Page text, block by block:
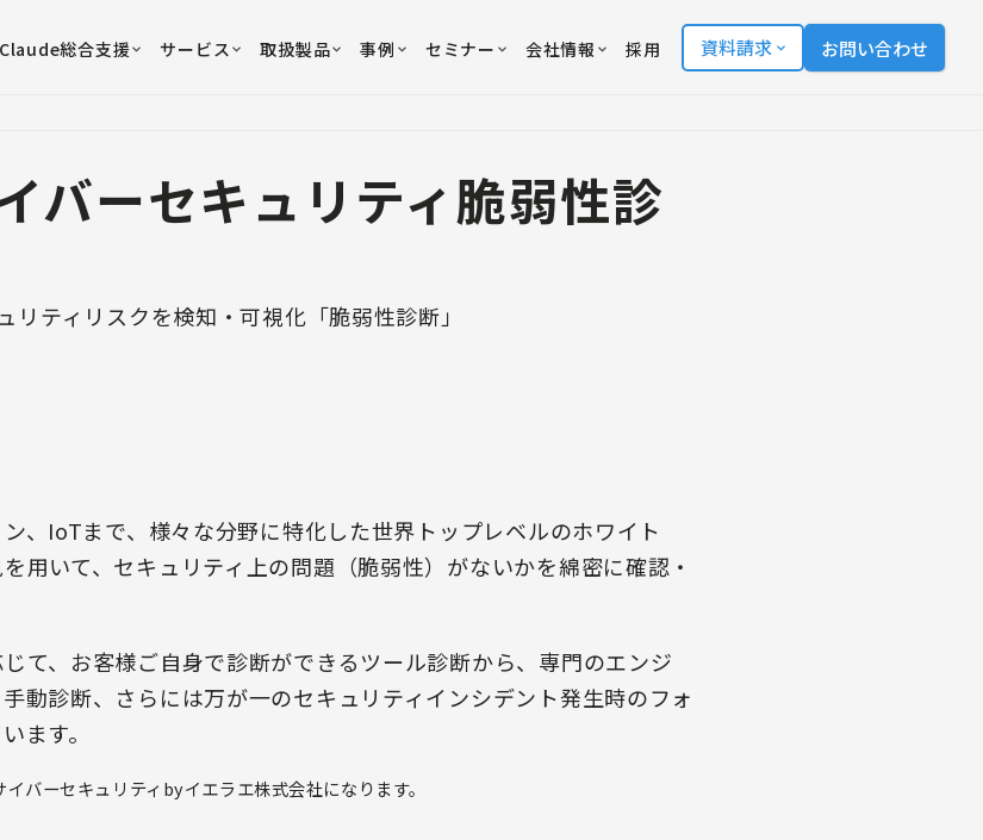
Claude総合支援 サービス 取扱製品 事例 セミナー 会社情報 採用 資料請求 お問い合わせ
バーセキュリティ脆弱性診
リティリスクを検知・可視化「脆弱性診断」
、IoTまで、様々な分野に特化した世界トップレベルのホワイト
用いて、セキュリティ上の問題（脆弱性）がないかを綿密に確認・
て、お客様ご自身で診断ができるツール診断から、専門のエンジ
動診断、さらには万が一のセキュリティインシデント発生時のフォ
ます。
バーセキュリティbyイエラエ株式会社になります。